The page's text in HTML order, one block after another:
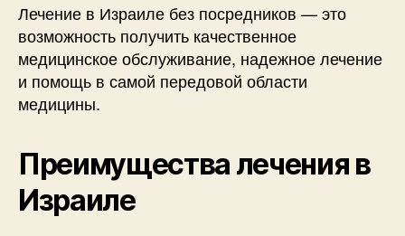
Лечение в Израиле без посредников — это
возможность получить качественное
медицинское обслуживание, надежное лечение
и помощь в самой передовой области
медицины.
Преимущества лечения в
Израиле